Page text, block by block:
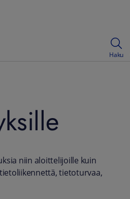
Haku
niin aloittelijoille kuin
tietoturvaa,